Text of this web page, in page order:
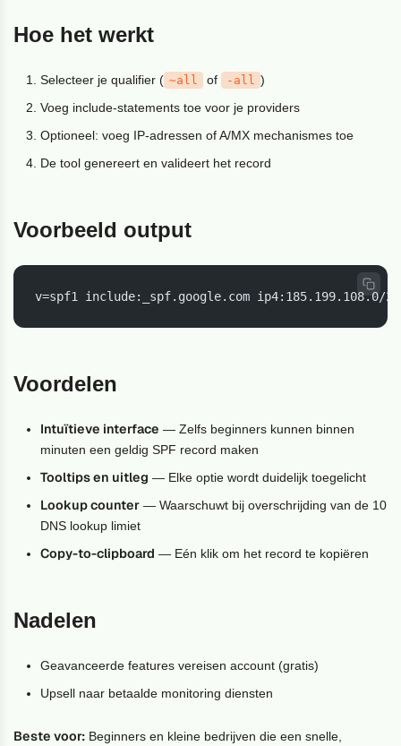
Hoe het werkt
Selecteer je qualifier ( ~all of -all )
Voeg include-statements toe voor je providers
Optioneel: voeg IP-adressen of A/MX mechanismes toe
De tool genereert en valideert het record
Voorbeeld output
v=spf1 include:_spf.google.com ip4:185.199.108.0/
Voordelen
Intuïtieve interface — Zelfs beginners kunnen binnen
minuten een geldig SPF record maken
Tooltips en uitleg — Elke optie wordt duidelijk toegelicht
Lookup counter — Waarschuwt bij overschrijding van de 10
DNS lookup limiet
Copy-to-clipboard — Eén klik om het record te kopiëren
Nadelen
Geavanceerde features vereisen account (gratis)
Upsell naar betaalde monitoring diensten
Beste voor: Beginners en kleine bedrijven die een snelle,